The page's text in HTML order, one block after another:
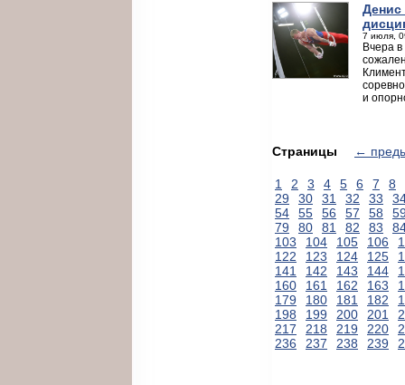
Денис
7 июля,
Вчера
и
Страницы ←
1 2 3 4 5 6 7
8
29
30 31 32 33
54
55 56 57 58
79
80 81 82 83
103
104 105 106
122
123 124 125
141
142 143 144
160
161 162 163
179
180 181 182
198
199 200 201
217
218 219 220
236
237 238 239